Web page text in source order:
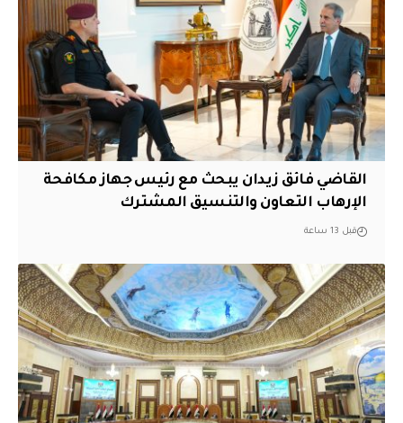
القاضي فائق زيدان يبحث مع رئيس جهاز مكافحة
الإرهاب التعاون والتنسيق المشترك
قبل 13 ساعة